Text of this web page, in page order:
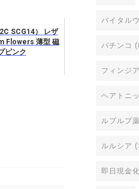
SCG14） レザ
Flowers 薄型 磁
ピンク
バイタル
パチンコ
フィンジア
ヘアトニ
ルプルプ
ルルシア
即日現金化